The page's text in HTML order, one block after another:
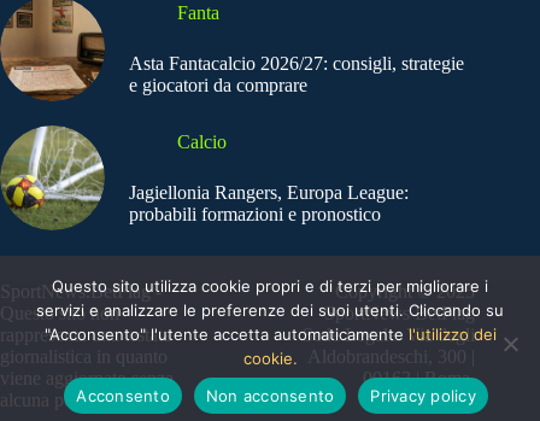
Fanta
Asta Fantacalcio 2026/27: consigli, strategie
e giocatori da comprare
Calcio
Jagiellonia Rangers, Europa League:
probabili formazioni e pronostico
SportNews.BetFlag -
Questo sito non
rappresenta una testata
giornalistica in quanto
viene aggiornato senza
alcuna periodicità
Copyright © 2025
SportNews BetFlag
Sede Legale: Via degli
Aldobrandeschi, 300 |
00163 | Roma
Questo sito utilizza cookie propri e di terzi per migliorare i
servizi e analizzare le preferenze dei suoi utenti. Cliccando su
"Acconsento" l'utente accetta automaticamente l'utilizzo dei
cookie.
Acconsento
Non acconsento Privacy policy